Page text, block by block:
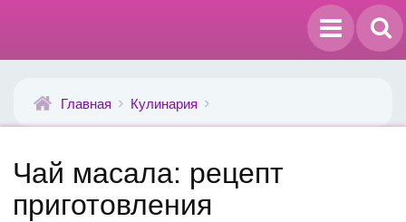
Главная Кулинария
Чай масала: рецепт
приготовления